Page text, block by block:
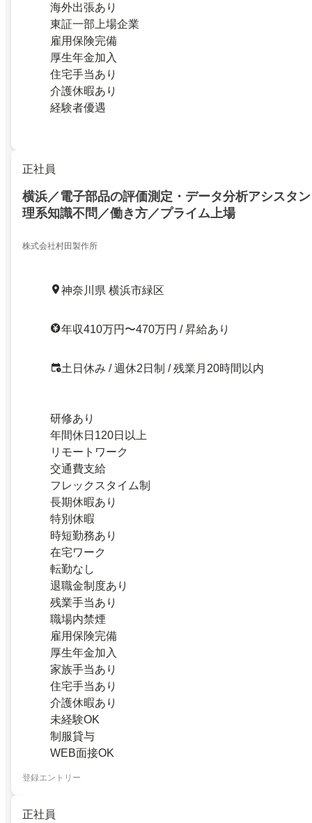
海外出張あり
東証一部上場企業
雇用保険完備
厚生年金加入
住宅手当あり
介護休暇あり
経験者優遇
正社員
横浜／電子部品の評価測定・データ分析アシスタ
理系知識不問／働き方／プライム上場
株式会社村田製作所
神奈川県 横浜市緑区
年収410万円〜470万円 / 昇給あり
土日休み / 週休2日制 / 残業月20時間以内
研修あり
年間休日120日以上
リモートワーク
交通費支給
フレックスタイム制
長期休暇あり
特別休暇
時短勤務あり
在宅ワーク
転勤なし
退職金制度あり
残業手当あり
職場内禁煙
雇用保険完備
厚生年金加入
家族手当あり
住宅手当あり
介護休暇あり
未経験OK
制服貸与
WEB面接OK
登録エントリー
正社員